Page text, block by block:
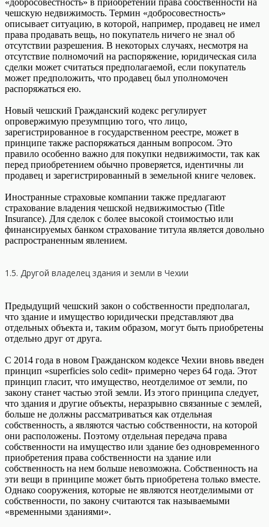
чешскую недвижимость. Термин «добросовестность»
описывает ситуацию, в которой, например, продавец не имел
права продавать вещь, но покупатель ничего не знал об
отсутствии разрешения. В некоторых случаях, несмотря на
отсутствие полномочий на распоряжение, юридическая сила
сделки может считаться предполагаемой, если покупатель
может предположить, что продавец был уполномочен
распоряжаться ею.
Новый чешский Гражданский кодекс регулирует
опровержимую презумпцию того, что лицо,
зарегистрированное в государственном реестре, может в
принципе также распоряжаться данным вопросом. Это
правило особенно важно для покупки недвижимости, так как
перед приобретением обычно проверяется, идентичны ли
продавец и зарегистрированный в земельной книге человек.
Иностранные страховые компании также предлагают
страхование владения чешской недвижимостью (Title
Insurance). Для сделок с более высокой стоимостью или
финансируемых банком страхование титула является довольно
распространенным явлением.
1.5. Другой владелец здания и земли в Чехии
Предыдущий чешский закон о собственности предполагал,
что здание и имущество юридически представляют два
отдельных объекта и, таким образом, могут быть приобретены
отдельно друг от друга.
С 2014 года в новом Гражданском кодексе Чехии вновь введен
принцип «superficies solo cedit» примерно через 64 года. Этот
принцип гласит, что имущество, неотделимое от земли, по
закону станет частью этой земли. Из этого принципа следует,
что здания и другие объекты, неразрывно связанные с землей,
больше не должны рассматриваться как отдельная
собственность, а являются частью собственности, на которой
они расположены. Поэтому отдельная передача права
собственности на имущество или здание без одновременного
приобретения права собственности на здание или
собственность на нем больше невозможна. Собственность на
эти вещи в принципе может быть приобретена только вместе.
Однако сооружения, которые не являются неотделимыми от
собственности, по закону считаются так называемыми
«временными зданиями».